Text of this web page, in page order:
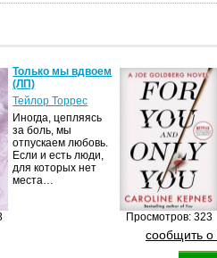
Только мы вдвоем
(ЛП)
Тейлор Торрес
Иногда, цепляясь
за боль, мы
отпускаем любовь.
Если и есть люди,
для которых нет
места…
Просмотров: 323
сообщить